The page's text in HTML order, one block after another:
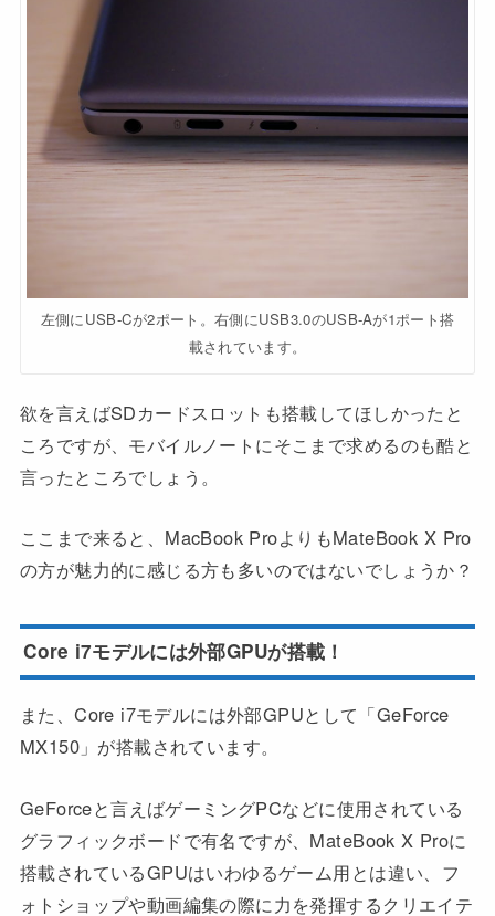
左側にUSB-Cが2ポート。右側にUSB3.0のUSB-Aが1ポート搭
載されています。
欲を言えばSDカードスロットも搭載してほしかったと
ころですが、モバイルノートにそこまで求めるのも酷と
言ったところでしょう。
ここまで来ると、MacBook ProよりもMateBook X Pro
の方が魅力的に感じる方も多いのではないでしょうか？
Core i7モデルには外部GPUが搭載！
また、Core i7モデルには外部GPUとして「GeForce
MX150」が搭載されています。
GeForceと言えばゲーミングPCなどに使用されている
グラフィックボードで有名ですが、MateBook X Proに
搭載されているGPUはいわゆるゲーム用とは違い、フ
ォトショップや動画編集の際に力を発揮するクリエイテ